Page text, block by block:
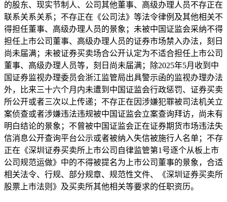
的股东、现实节制人、公司其他董事、高级办理人员不存正在
联系关系关系；不存正在《公司法》等法令律例及其他相关不
得担任董事、高级办理人员的景象；未被中国证监会采纳不得
担任上市公司董事、高级办理人员的证券市场禁入办法，刻日
尚未届满；未被证券买卖场合公开认定为不适合担任上市公司
董事、高级办理人员等，刻日尚未届满；除2025年5月收到中
国证券监视办理委员会浙江监管局出具警示函的监视办理办法
外，比来三十六个月内未遭到中国证监会行政惩罚、证券买卖
所公开或者三次以上传递；不存正在因涉嫌犯罪被司法机关立
案侦查或者涉嫌违法违规被中国证监会立案查询拜访，尚未有
明白结论的景象；不曾被中国证监会正在证券期货市场违法失
信消息公开查询平台公示或者被纳入失信被施行人名单；不存
正在《深圳证券买卖所上市公司自律监管第1号逐个从板上市
公司规范运做》中的不得被提名为上市公司董事的景象，合适
相关法令、行规、部分规章、规范性文件、《深圳证券买卖所
股票上市法则》及买卖所其他相关等要求的任职资历。